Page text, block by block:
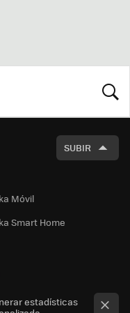
SUBIR
Móvil
Smart Home
estadísticas